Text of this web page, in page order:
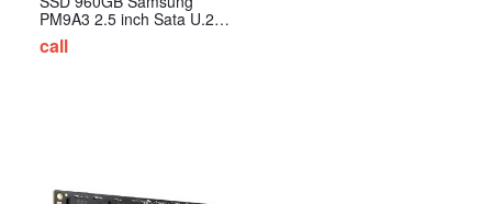
PM9A3 2.5 inch Sata U.2
NVMe Gen4 MZ-QL296000
call